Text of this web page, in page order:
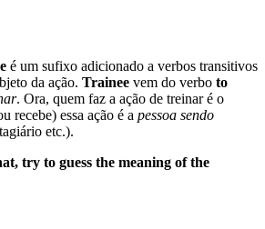
é um sufixo adicionado a verbos transitivos
da ação. Trainee vem do verbo to
. Ora, quem faz a ação de treinar é o
recebe) essa ação é a pessoa sendo
etc.).
try to guess the meaning of the